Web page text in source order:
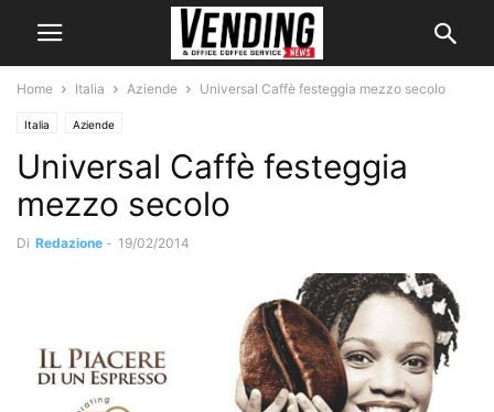
Home Italia Aziende Universal Caffè festeggia mezzo secolo
Italia Aziende
Universal Caffè festeggia
mezzo secolo
Di Redazione - 19/02/2014